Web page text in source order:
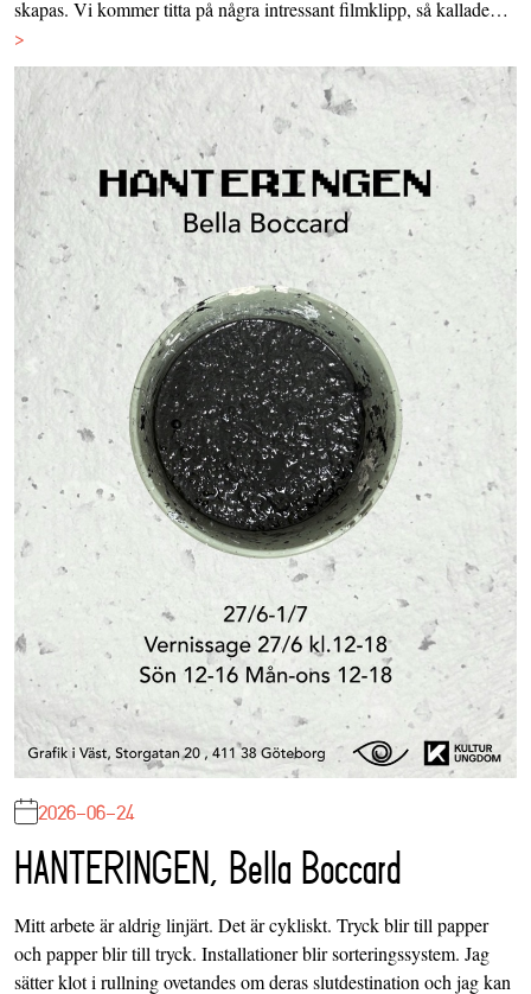
skapas. Vi kommer titta på några intressant filmklipp, så kallade…
>
2026-06-24
HANTERINGEN, Bella Boccard
Mitt arbete är aldrig linjärt. Det är cykliskt. Tryck blir till papper
och papper blir till tryck. Installationer blir sorteringssystem. Jag
sätter klot i rullning ovetandes om deras slutdestination och jag kan